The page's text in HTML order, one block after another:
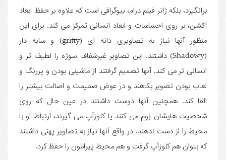
برانگیزد، بلکه ژانر فیلم درام، بیوگرافی است که علاوه بر حفظ ابعاد
اکشن، بر روی احساسات و ابعاد انسانی تمرکز می کند. برای این
منظور آنها نیاز به تصاویری دانه ای (gritty) و سایه دار
(Shadowy) داشتند. این تصاویر غیرشفاف سوژه را لطیف تر و
انسانی تر می کند. آنها تصمیم گرفتند از ماشینی بودن و پررنگ و
لعاب بودن تصویر بکاهند و در عوض صمیمت و اصالت بیشتر را
القا کند. همچنین آنها دوست داشتند در عین حال که روی
شخصیت هایشان زوم می کنند یا کلوزآپ می گیرند، ارتباط او با
محیط را از دست ندهند. در واقع آنها نیاز به تصاویر پهنی داشتند
که بتوان هم کلوزآپ گرفت و هم محیط پیرامون را حفظ کرد.